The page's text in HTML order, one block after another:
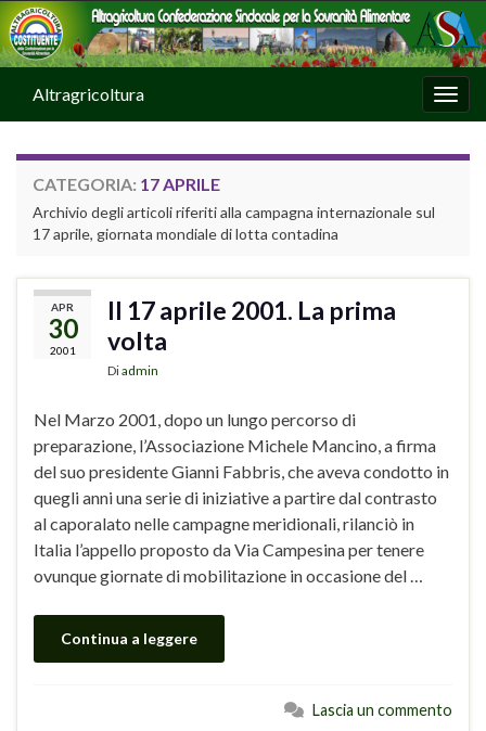
Altragricoltura
CATEGORIA: 17 APRILE
Archivio degli articoli riferiti alla campagna internazionale sul
17 aprile, giornata mondiale di lotta contadina
APR
30
2001
Il 17 aprile 2001. La prima
volta
Diadmin
Nel Marzo 2001, dopo un lungo percorso di
preparazione, l’Associazione Michele Mancino, a firma
del suo presidente Gianni Fabbris, che aveva condotto in
quegli anni una serie di iniziative a partire dal contrasto
al caporalato nelle campagne meridionali, rilanciò in
Italia l’appello proposto da Via Campesina per tenere
ovunque giornate di mobilitazione in occasione del …
Continua a leggere
Lascia un commento